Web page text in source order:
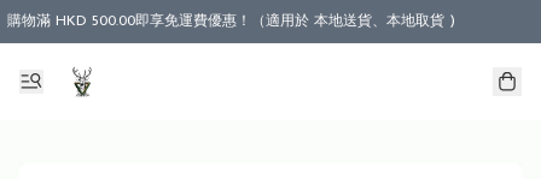
購物滿 HKD 500.00即享免運費優惠！（適用於 本地送貨、本地取貨 )